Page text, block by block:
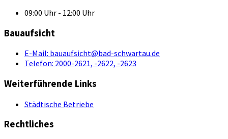
09:00 Uhr - 12:00 Uhr
Bauaufsicht
E-Mail: bauaufsicht@bad-schwartau.de
Telefon: 2000-2621, -2622, -2623
Weiterführende Links
Städtische Betriebe
Rechtliches